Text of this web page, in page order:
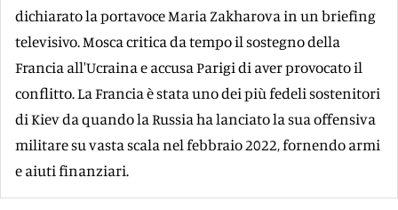
dichiarato la portavoce Maria Zakharova in un briefing
televisivo. Mosca critica da tempo il sostegno della
Francia all'Ucraina e accusa Parigi di aver provocato il
conflitto. La Francia è stata uno dei più fedeli sostenitori
di Kiev da quando la Russia ha lanciato la sua offensiva
militare su vasta scala nel febbraio 2022, fornendo armi
e aiuti finanziari.